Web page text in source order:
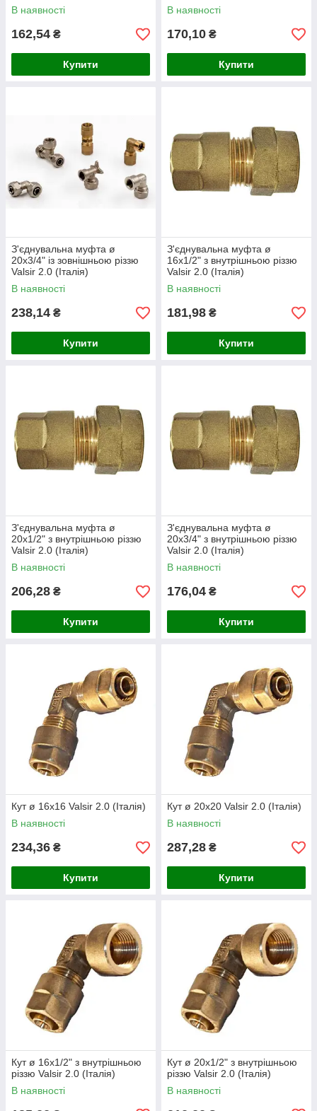
В наявності
162,54 ₴
Купити
В наявності
170,10 ₴
Купити
З'єднувальна муфта ø
20х3/4" із зовнішньою різзю
Valsir 2.0 (Італія)
В наявності
238,14 ₴
Купити
З'єднувальна муфта ø
16х1/2" з внутрішньою різзю
Valsir 2.0 (Італія)
В наявності
181,98 ₴
Купити
З'єднувальна муфта ø
20х1/2" з внутрішньою різзю
Valsir 2.0 (Італія)
В наявності
206,28 ₴
Купити
З'єднувальна муфта ø
20х3/4" з внутрішньою різзю
Valsir 2.0 (Італія)
В наявності
176,04 ₴
Купити
Кут ø 16х16 Valsir 2.0 (Італія)
В наявності
234,36 ₴
Купити
Кут ø 20х20 Valsir 2.0 (Італія)
В наявності
287,28 ₴
Купити
Кут ø 16х1/2" з внутрішньою
різзю Valsir 2.0 (Італія)
В наявності
Кут ø 20х1/2" з внутрішньою
різзю Valsir 2.0 (Італія)
В наявності